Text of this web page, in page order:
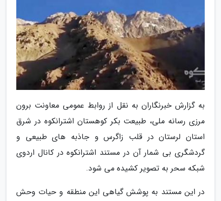
به گزارش خبرنگاران به نقل از روابط عمومی معاونت برون
مرزی رسانه ملی، طبیعت بکر کوهستان اشترانکوه در شرق
استان لرستان در قلب زاگرس و جاذبه های طبیعی و
گردشگری بی شمار آن در مستند اشترانکوه در کانال اردوی
شبکه سحر به تصویر کشیده می شود.
در این مستند به پوشش گیاهی این منطقه و حیات وحش